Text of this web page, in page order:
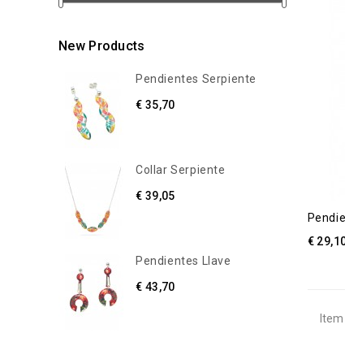
New Products
Pendientes Serpiente
€ 35,70
Collar Serpiente
€ 39,05
Pendientes Llave
€ 43,70
€